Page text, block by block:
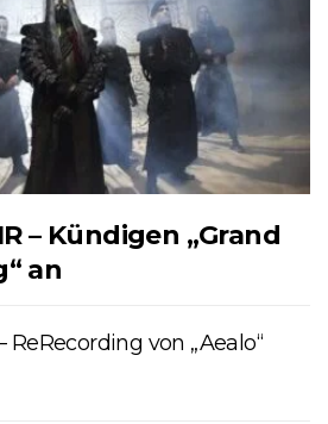
– Kündigen „Grand
an
ReRecording von „Aealo“